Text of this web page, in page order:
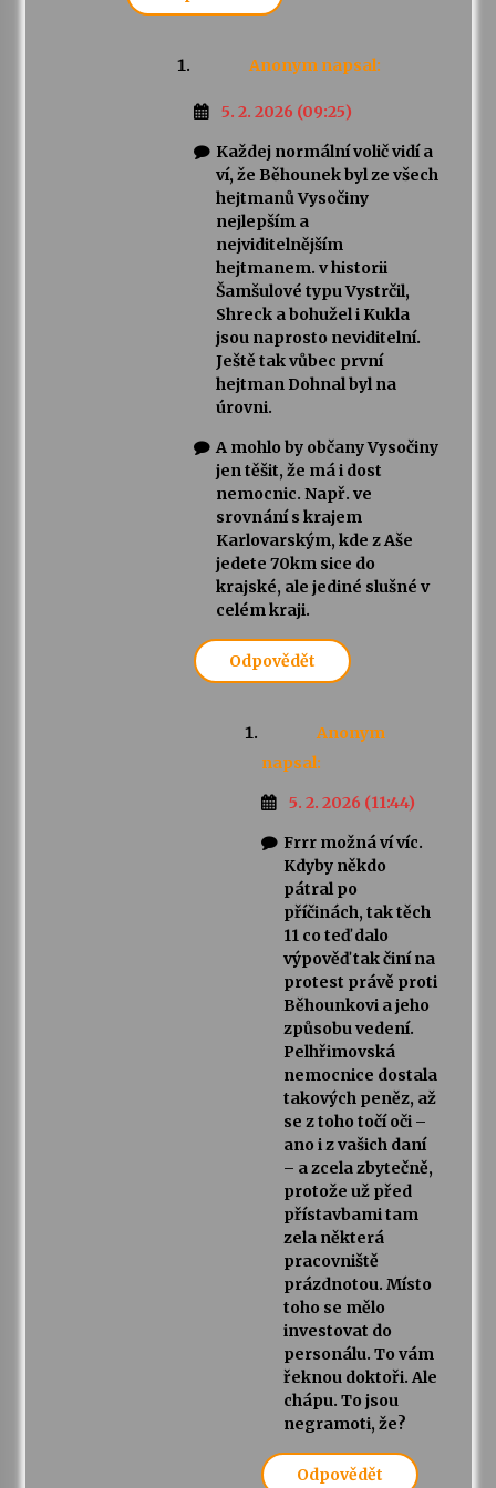
Anonym napsal:
5. 2. 2026 (09:25)
Každej normální volič vidí a
ví, že Běhounek byl ze všech
hejtmanů Vysočiny
nejlepším a
nejviditelnějším
hejtmanem. v historii
Šamšulové typu Vystrčil,
Shreck a bohužel i Kukla
jsou naprosto neviditelní.
Ještě tak vůbec první
hejtman Dohnal byl na
úrovni.
A mohlo by občany Vysočiny
jen těšit, že má i dost
nemocnic. Např. ve
srovnání s krajem
Karlovarským, kde z Aše
jedete 70km sice do
krajské, ale jediné slušné v
celém kraji.
Odpovědět
Anonym
napsal:
5. 2. 2026 (11:44)
Frrr možná ví víc.
Kdyby někdo
pátral po
příčinách, tak těch
11 co teď dalo
výpověď tak činí na
protest právě proti
Běhounkovi a jeho
způsobu vedení.
Pelhřimovská
nemocnice dostala
takových peněz, až
se z toho točí oči –
ano i z vašich daní
– a zcela zbytečně,
protože už před
přístavbami tam
zela některá
pracovniště
prázdnotou. Místo
toho se mělo
investovat do
personálu. To vám
řeknou doktoři. Ale
chápu. To jsou
negramoti, že?
Odpovědět